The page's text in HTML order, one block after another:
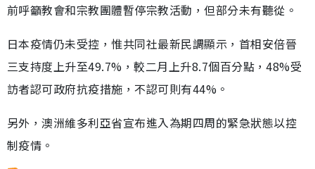
前呼籲教會和宗教團體暫停宗教活動，但部分未有聽從。
日本疫情仍未受控，惟共同社最新民調顯示，首相安倍晉
三支持度上升至49.7%，較二月上升8.7個百分點，48%受
訪者認可政府抗疫措施，不認可則有44%。
另外，澳洲維多利亞省宣布進入為期四周的緊急狀態以控
制疫情。